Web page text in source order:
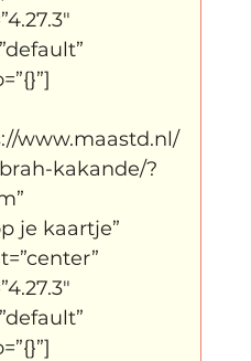
www.maastd.nl/
kakande/?
je kaartje”